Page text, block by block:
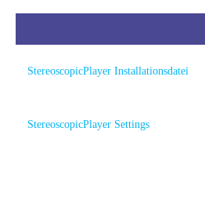
StereoscopicPlayer Installationsdatei
StereoscopicPlayer Settings